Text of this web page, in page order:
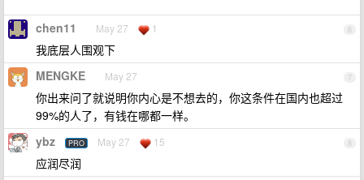
6
chen11 May 27 1
我底层人围观下
7
MENGKE May 27
你出来问了就说明你内心是不想去的，你这条件在国内也超过
99%的人了，有钱在哪都一样。
8
ybz PRO May 27 15
应润尽润